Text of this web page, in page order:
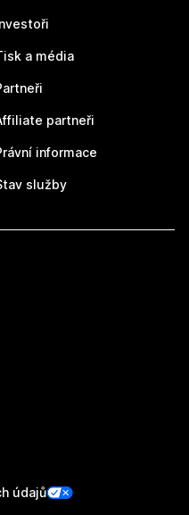
a média
partneři
informace
služby
údajů